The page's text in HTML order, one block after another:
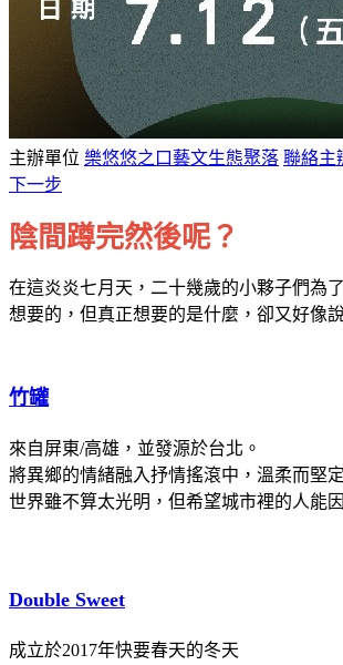
主辦單位 樂悠悠之口藝文生態聚落 聯絡主
下一步
陰間蹲完然後呢？
在這炎炎七月天，二十幾歲的小夥子們為
想要的，但真正想要的是什麼，卻又好像
竹罐
來自屏東/高雄，並發源於台北。
將異鄉的情緒融入抒情搖滾中，溫柔而堅
世界雖不算太光明，但希望城市裡的人能
Double Sweet
成立於2017年快要春天的冬天